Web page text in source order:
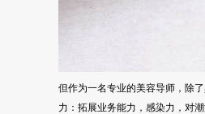
但作为一名专业的美容导师，除
力：拓展业务能力，感染力，对